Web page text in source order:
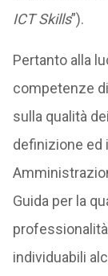
ICT Skills”).
Pertanto alla
competenze
sulla qualità
definizione ed
Guida per la
individuabili